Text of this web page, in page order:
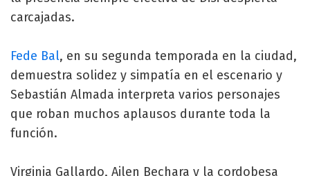
carcajadas.
Fede Bal, en su segunda temporada en la ciudad,
demuestra solidez y simpatía en el escenario y
Sebastián Almada interpreta varios personajes
que roban muchos aplausos durante toda la
función.
Virginia Gallardo, Ailen Bechara y la cordobesa